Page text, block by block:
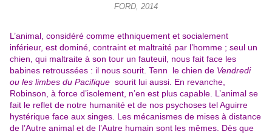
FORD, 2014
L’animal, considéré comme ethniquement et socialement
inférieur, est dominé, contraint et maltraité par l’homme ; seul un
chien, qui maltraite à son tour un fauteuil, nous fait face les
babines retroussées : il nous sourit. Tenn le chien de Vendredi
ou les limbes du Pacifique sourit lui aussi. En revanche,
Robinson, à force d’isolement, n’en est plus capable. L’animal se
fait le reflet de notre humanité et de nos psychoses tel Aguirre
hystérique face aux singes. Les mécanismes de mises à distance
de l’Autre animal et de l’Autre humain sont les mêmes. Dès que